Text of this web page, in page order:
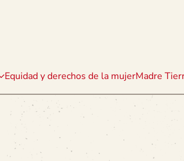
Equidad y derechos de la mujerMadre